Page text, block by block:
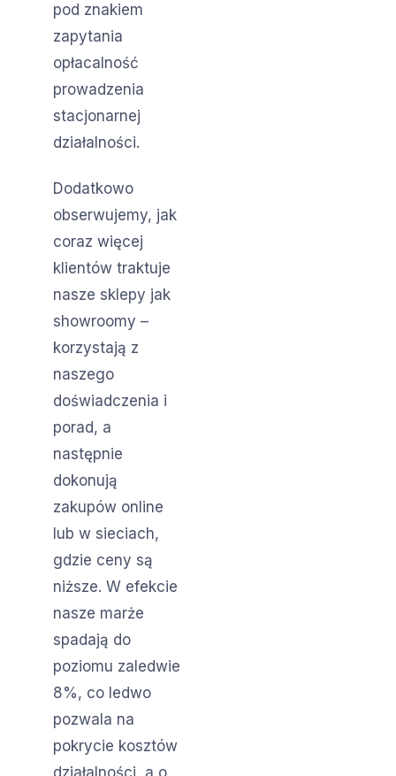
pod znakiem
zapytania
opłacalność
prowadzenia
stacjonarnej
działalności.
Dodatkowo
obserwujemy, jak
coraz więcej
klientów traktuje
nasze sklepy jak
showroomy –
korzystają z
naszego
doświadczenia i
porad, a
następnie
dokonują
zakupów online
lub w sieciach,
gdzie ceny są
niższe. W efekcie
nasze marże
spadają do
poziomu zaledwie
8%, co ledwo
pozwala na
pokrycie kosztów